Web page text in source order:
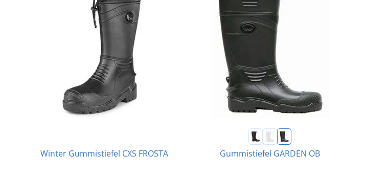
Winter Gummistiefel CXS FROSTA Gummistiefel GARDEN OB